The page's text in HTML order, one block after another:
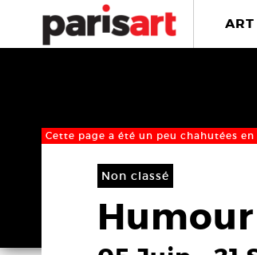
ART
Cette page a été un peu chahutées
Non classé